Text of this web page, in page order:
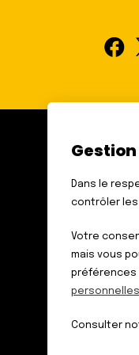
6
Dans le
contrôler les
Votre
mais vous
préférences
Consulter